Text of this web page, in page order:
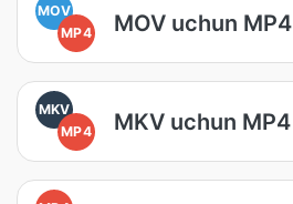
MOV
MP4
MOV uchun MP4
MKV
MP4
MKV uchun MP4